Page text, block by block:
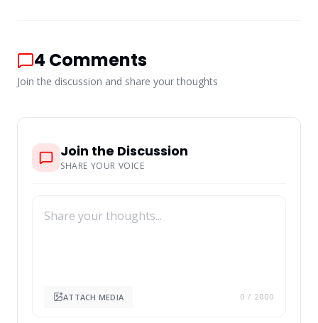
4 Comments
Join the discussion and share your thoughts
Join the Discussion
SHARE YOUR VOICE
ATTACH MEDIA 0 / 2000